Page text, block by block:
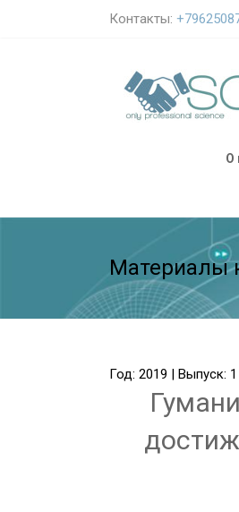
Контакты:
О
Материалы
Год: 2019 | Выпуск: 1